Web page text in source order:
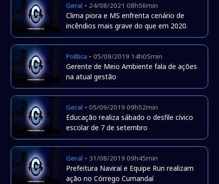
Geral - 24/08/2021 08h56min
Clima piora e MS enfrenta cenário de
incêndios mais grave do que em 2020.
Política -05/09/2019 14h05min
Gerente de Meio Ambiente fala de ações
na atual gestão
Geral -05/09/2019 09h52min
Educação realiza sábado o desfile cívico
escolar de 7 de setembro
Geral - 31/08/2019 09h45min
Prefeitura Naviraí e Equipe Run realizam
ação no Córrego Cumandaí